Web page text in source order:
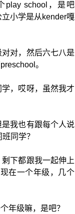
play school，是吧
小学是从kender嘎
对，然后六七八是
。
，哎呀，虽然我才
我也有跟每个人说
同学？
下都跟我一起伸上
在一个年级，几个
年级嘛，是吧？